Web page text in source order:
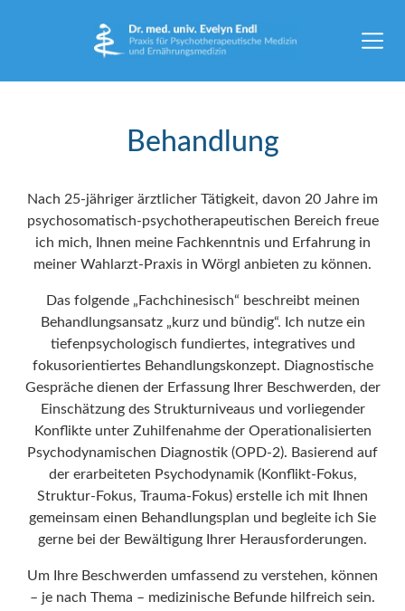
Behandlung
Nach 25-jähriger ärztlicher Tätigkeit, davon 20 Jahre im
psychosomatisch-psychotherapeutischen Bereich freue
ich mich, Ihnen meine Fachkenntnis und Erfahrung in
meiner Wahlarzt-Praxis in Wörgl anbieten zu können.
Das folgende „Fachchinesisch“ beschreibt meinen
Behandlungsansatz „kurz und bündig“. Ich nutze ein
tiefenpsychologisch fundiertes, integratives und
fokusorientiertes Behandlungskonzept. Diagnostische
Gespräche dienen der Erfassung Ihrer Beschwerden, der
Einschätzung des Strukturniveaus und vorliegender
Konflikte unter Zuhilfenahme der Operationalisierten
Psychodynamischen Diagnostik (OPD-2). Basierend auf
der erarbeiteten Psychodynamik (Konflikt-Fokus,
Struktur-Fokus, Trauma-Fokus) erstelle ich mit Ihnen
gemeinsam einen Behandlungsplan und begleite ich Sie
gerne bei der Bewältigung Ihrer Herausforderungen.
Um Ihre Beschwerden umfassend zu verstehen, können
– je nach Thema – medizinische Befunde hilfreich sein.